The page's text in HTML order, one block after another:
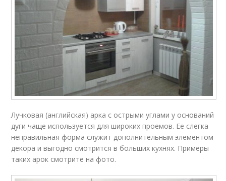
Лучковая (английская) арка с острыми углами у оснований
дуги чаще используется для широких проемов. Ее слегка
неправильная форма служит дополнительным элементом
декора и выгодно смотрится в больших кухнях. Примеры
таких арок смотрите на фото.